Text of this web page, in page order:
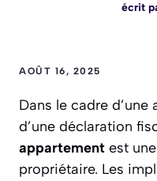
écrit
AOÛT 16, 2025
Dans le cadre d’une
d’une déclaration
appartement est
propriétaire. Les